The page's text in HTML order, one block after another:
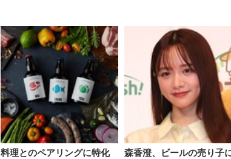
料理とのペアリングに特化
森香澄、ビールの売り子